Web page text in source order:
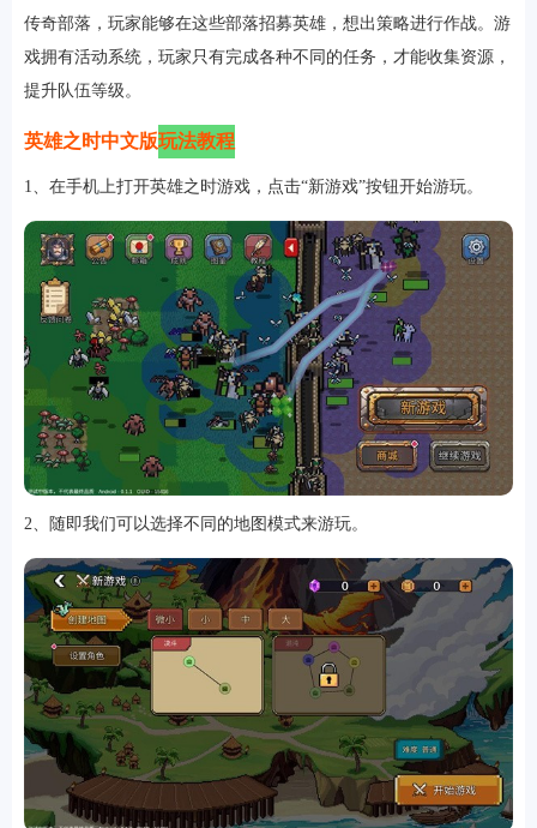
游戏
传奇部落，玩家能够在这些部落招募英雄，想出策略进行作战。游
戏拥有活动系统，玩家只有完成各种不同的任务，才能收集资源，
提升队伍等级。
英雄之时中文版玩法教程
1、在手机上打开英雄之时游戏，点击“新游戏”按钮开始游玩。
2、随即我们可以选择不同的地图模式来游玩。